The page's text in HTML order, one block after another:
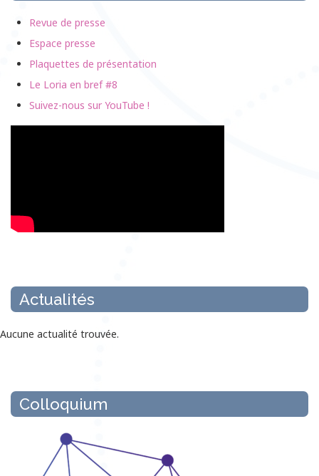
Revue de presse
Espace presse
Plaquettes de présentation
Le Loria en bref #8
Suivez-nous sur YouTube !
Actualités
Aucune actualité trouvée.
Colloquium